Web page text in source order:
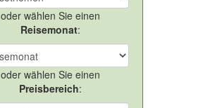
oder wählen Sie einen
Reisemonat:
oder wählen Sie einen
Preisbereich: